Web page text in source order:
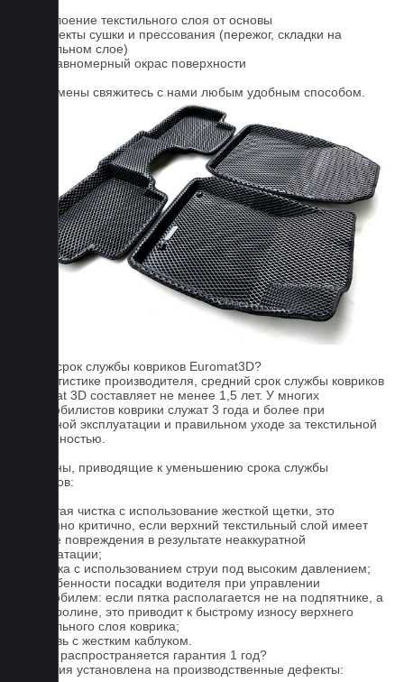
1. Отслоение текстильного слоя от основы
2. Дефекты сушки и прессования (пережог, складки на
текстильном слое)
3. Неравномерный окрас поверхности
Для замены свяжитесь с нами любым удобным способом.
Какой срок службы ковриков Euromat3D?
По статистике производителя, средний срок службы ковриков
Euromat 3D составляет не менее 1,5 лет. У многих
автомобилистов коврики служат 3 года и более при
бережной эксплуатации и правильном уходе за текстильной
поверхностью.
Причины, приводящие к уменьшению срока службы
ковриков:
1. Частая чистка с использование жесткой щетки, это
особенно критично, если верхний текстильный слой имеет
мелкие повреждения в результате неаккуратной
эксплуатации;
2. Мойка с использованием струи под высоким давлением;
3. Особенности посадки водителя при управлении
автомобилем: если пятка располагается не на подпятнике, а
на ковролине, это приводит к быстрому износу верхнего
текстильного слоя коврика;
4. Обувь с жестким каблуком.
На что распространяется гарантия 1 год?
Гарантия установлена на производственные дефекты: